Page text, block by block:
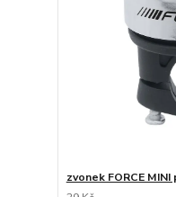
zvonek FORCE